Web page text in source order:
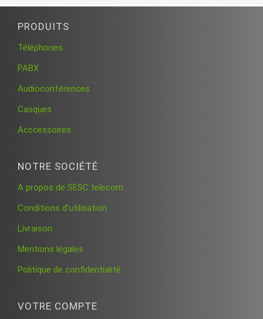
PRODUITS
Téléphones
PABX
Audioconférences
Casques
Acccessoires
NOTRE SOCIÉTÉ
A propos de SESC telecom
Conditions d’utilisation
Livraison
Mentions légales
Politique de confidentialité
VOTRE COMPTE